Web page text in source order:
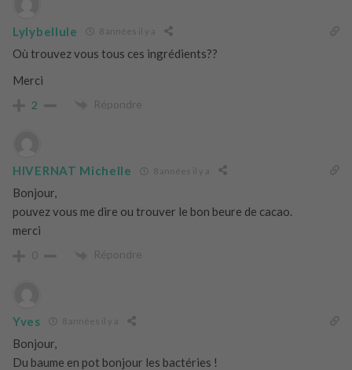
Lylybellule 8 années il y a
Où trouvez vous tous ces ingrédients??
Merci
2 Répondre
HIVERNAT Michelle 8 années il y a
Bonjour,
pouvez vous me dire ou trouver le bon beure de cacao.
merci
0 Répondre
Yves 8 années il y a
Bonjour,
Du baume en pot bonjour les bactéries !